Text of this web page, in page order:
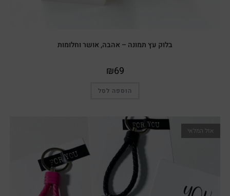
בלוק עץ תמונה – אהבה, אושר וחלומות
₪69
הוספה לסל
אזל המלאי